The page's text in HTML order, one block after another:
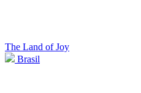
The Land of Joy
Brasil